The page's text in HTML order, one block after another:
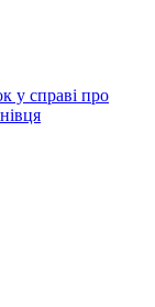
у справі про